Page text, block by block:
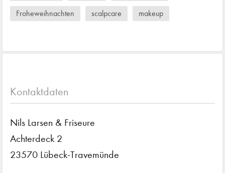
Froheweihnachten scalpcare makeup
Kontaktdaten
Nils Larsen & Friseure
Achterdeck 2
23570 Lübeck-Travemünde